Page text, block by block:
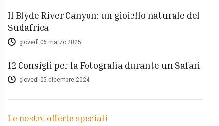
Il Blyde River Canyon: un gioiello naturale del
Sudafrica
giovedì 06 marzo 2025
12 Consigli per la Fotografia durante un Safari
giovedì 05 dicembre 2024
Le nostre offerte speciali